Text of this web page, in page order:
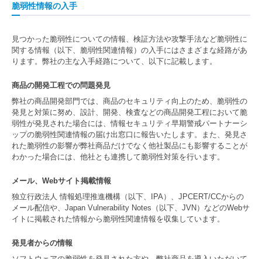
脆弱性情報の入手
見つかった脆弱性についての情報、検証方法や攻撃手法など脆弱性に
関する情報（以下、脆弱性関連情報）の入手にはさまざまな経路があ
ります。弊社の主な入手経路について、以下に記載します。
商品の開発工程での問題発見
弊社の商品開発部門では、商品のセキュリティ向上のため、脆弱性の
発見と対策に努め、設計、開発、検査などの商品開発工程において脆
弱性が発見された場合には、情報セキュリティ早期警戒パートナーシ
ップの脆弱性関連情報の届け出窓口に報告いたします。また、発見さ
れた脆弱性の影響が弊社商品だけでなく他社製品にも影響することが
わかった場合には、他社とも連携して脆弱性対策を行います。
メール、Webサイト掲載情報
独立行政法人 情報処理推進機構（以下、IPA）、JPCERT/CCからの
メール配信や、Japan Vulnerability Notes（以下、JVN）などのWebサ
イトに掲載された情報から脆弱性関連情報を収集しています。
発見者からの情報